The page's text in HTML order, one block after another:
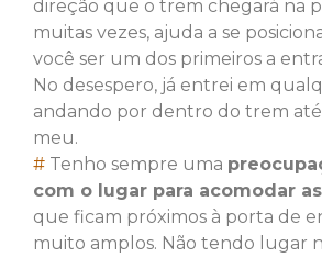
direção que o trem chegará na
muitas vezes, ajuda a se
você ser um dos primeiros a
No desespero, já entrei em
andando por dentro do trem
meu.
# Tenho sempre uma
com o lugar para acomodar
que ficam próximos à porta de
muito amplos. Não tendo lugar